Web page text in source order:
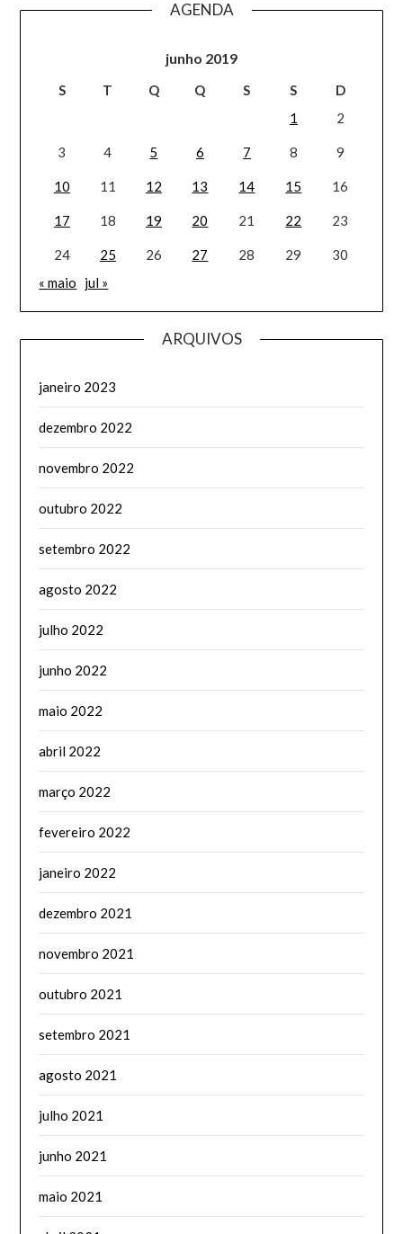
AGENDA
junho 2019
S T Q Q S S
D
1
2
3 4 5 6 7 8 9
10 11 12 13 14 15 16
17 18 19 20 21 22 23
24 25 26 27 28 29
30
« maio
jul »
ARQUIVOS
janeiro 2023
dezembro 2022
novembro 2022
outubro 2022
setembro 2022
agosto 2022
julho 2022
junho 2022
maio 2022
abril 2022
março 2022
fevereiro 2022
janeiro 2022
dezembro 2021
novembro 2021
outubro 2021
setembro 2021
agosto 2021
julho 2021
junho 2021
maio 2021